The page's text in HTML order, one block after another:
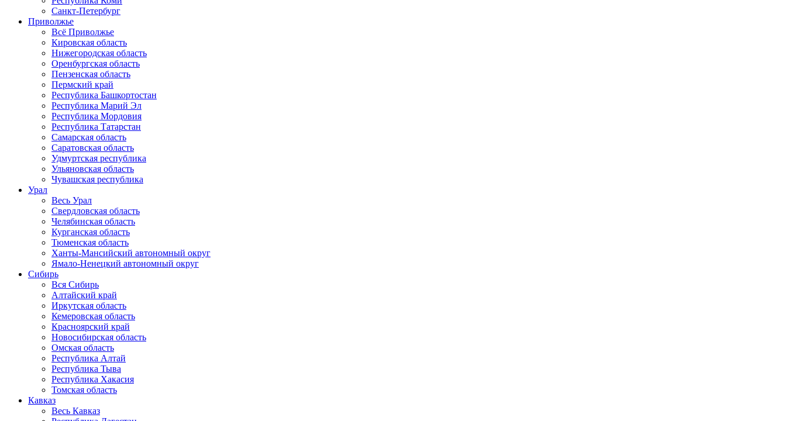
Санкт-Петербург
Приволжье
Всё Приволжье
Кировская область
Нижегородская область
Оренбургская область
Пензенская область
Пермский край
Республика Башкортостан
Республика Марий Эл
Республика Мордовия
Республика Татарстан
Самарская область
Саратовская область
Удмуртская республика
Ульяновская область
Чувашская республика
Урал
Весь Урал
Свердловская область
Челябинская область
Курганская область
Тюменская область
Ханты-Мансийский автономный округ
Ямало-Ненецкий автономный округ
Сибирь
Вся Сибирь
Алтайский край
Иркутская область
Кемеровская область
Красноярский край
Новосибирская область
Омская область
Республика Алтай
Республика Тыва
Республика Хакасия
Томская область
Кавказ
Весь Кавказ